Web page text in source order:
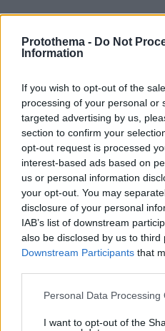
Protothema - Do Not
Information
If you wish to opt-out of the
processing of your personal or
targeted advertising by us,
section to confirm your
opt-out request is processed
interest-based ads based on
us or personal information
your opt-out. You may
disclosure of your personal
IAB’s list of downstream
also be disclosed by us to third
Downstream Participants that
Please note that this website/
not limited to your visit or
Personal Data Processing
I want to opt-out of the
Δημητρης
06.06.2024, 17:00
πρώτα να έψαχνες
έχει αφήσει ο κάθε
είναι , ψάξε.
ΑΠΑΝΤΗΣΗ
Ποντιος
05.02.2019, 19:47
Ταραμοσαλατα για τον Α.
γενεθλιων πολυ ωραια.
Κολοκοτρωνη 4/2/1843
ΑΠΑΝΤΗΣΗ
Μ.ΠΑΣΟΚ
05.02.2019, 19:06